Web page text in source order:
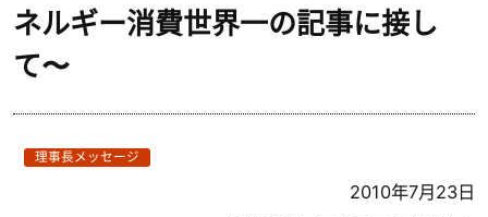
ネルギー消費世界一の記事に接し
て〜
理事長メッセージ
2010年7月23日